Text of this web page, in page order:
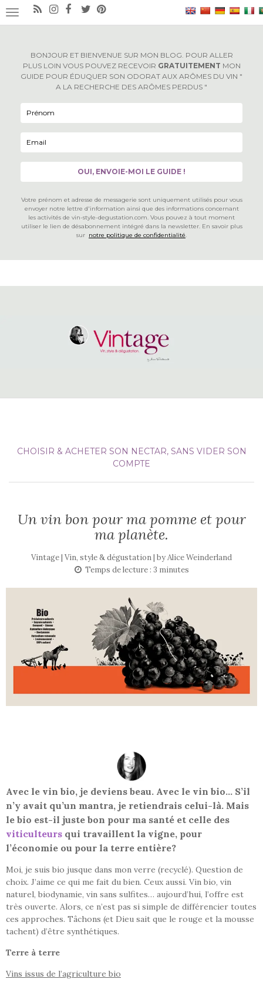
×
BONJOUR ET BIENVENUE SUR MON BLOG. POUR ALLER
PLUS LOIN VOUS POUVEZ RECEVOIR GRATUITEMENT MON
GUIDE POUR ÉDUQUER SON ODORAT AUX ARÔMES DU VIN "
A LA RECHERCHE DES ARÔMES PERDUS "
Votre prénom et adresse de messagerie sont uniquement utilisés pour vous
envoyer notre lettre d'information ainsi que des informations concernant
les activités de vin-style-degustation.com. Vous pouvez à tout moment
utiliser le lien de désabonnement intégré dans la newsletter. En savoir plus
sur notre politique de confidentialité.
OUVRIR/FERMER LA NAVIGATION
CHOISIR & ACHETER SON NECTAR, SANS VIDER SON
COMPTE
Un vin bon pour ma pomme et pour
ma planète.
Vintage | Vin, style & dégustation | byAlice Weinderland
Temps de lecture : 3 minutes
Avec le vin bio, je deviens beau. Avec le vin bio… S’il
n’y avait qu’un mantra, je retiendrais celui-là. Mais
le bio est-il juste bon pour ma santé et celle des
viticulteurs qui travaillent la vigne, pour
l’économie ou pour la terre entière?
Moi, je suis bio jusque dans mon verre (recyclé). Question de
choix. J’aime ce qui me fait du bien. Ceux aussi. Vin bio, vin
naturel, biodynamie, vin sans sulfites… aujourd’hui, l’offre est
très ouverte. Alors, ce n’est pas si simple de différencier toutes
ces approches. Tâchons (et Dieu sait que le rouge et la mousse
tachent) d’être synthétiques.
Terre à terre
Vins issus de l’agriculture bio